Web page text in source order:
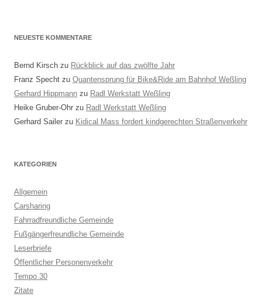
NEUESTE KOMMENTARE
Bernd Kirsch zu Rückblick auf das zwölfte Jahr
Franz Specht zu Quantensprung für Bike&Ride am Bahnhof Weßling
Gerhard Hippmann zu Radl Werkstatt Weßling
Heike Gruber-Ohr zu Radl Werkstatt Weßling
Gerhard Sailer zu Kidical Mass fordert kindgerechten Straßenverkehr
KATEGORIEN
Allgemein
Carsharing
Fahrradfreundliche Gemeinde
Fußgängerfreundliche Gemeinde
Leserbriefe
Öffentlicher Personenverkehr
Tempo 30
Zitate